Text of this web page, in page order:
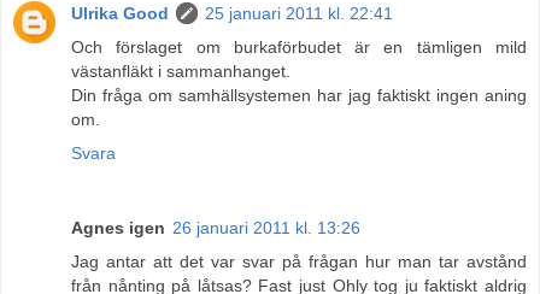
Ulrika Good
25 januari 2011 kl. 22:41
Och förslaget om burkaförbudet är en tämligen mild
västanfläkt i sammanhanget.
Din fråga om samhällsystemen har jag faktiskt ingen aning
om.
Svara
Agnes igen 26 januari 2011 kl. 13:26
Jag antar att det var svar på frågan hur man tar avstånd
från nånting på låtsas? Fast just Ohly tog ju faktiskt aldrig